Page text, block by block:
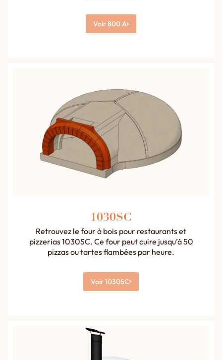
Voir 800 A
1030SC
Retrouvez le four à bois pour restaurants et
pizzerias 1030SC. Ce four peut cuire jusqu’à 50
pizzas ou tartes flambées par heure.
Voir 1030SC